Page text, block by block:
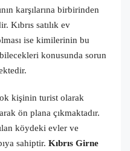
karşılarına birbirinden
Kıbrıs satılık ev
ise kimilerinin bu
konusunda sorun
kişinin turist olarak
ön plana çıkmaktadır.
köydeki evler ve
sahiptir. Kıbrıs Girne